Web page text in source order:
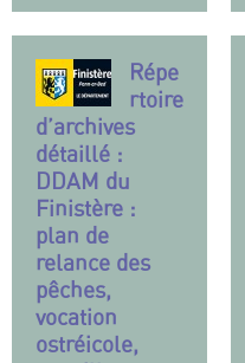
Répe
rtoire
d’archives
détaillé :
DDAM du
Finistère :
plan de
relance des
pêches,
vocation
ostréicole,